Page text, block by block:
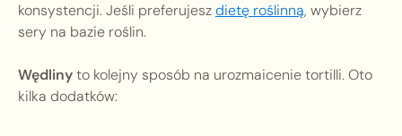
konsystencji. Jeśli preferujeszdietę roślinną, wybierz
sery na bazie roślin.
Wędlinyto kolejny sposób na urozmaicenie tortilli. Oto
kilka dodatków: